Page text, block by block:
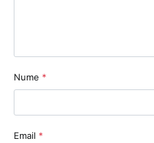
Nume *
Email *